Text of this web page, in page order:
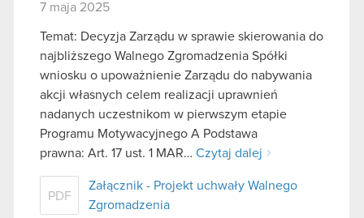
7 maja 2025
Temat: Decyzja Zarządu w sprawie skierowania do
najbliższego Walnego Zgromadzenia Spółki
wniosku o upoważnienie Zarządu do nabywania
akcji własnych celem realizacji uprawnień
nadanych uczestnikom w pierwszym etapie
Programu Motywacyjnego A Podstawa
prawna: Art. 17 ust. 1 MAR… Czytaj dalej
PDF
Załącznik - Projekt uchwały Walnego
Zgromadzenia